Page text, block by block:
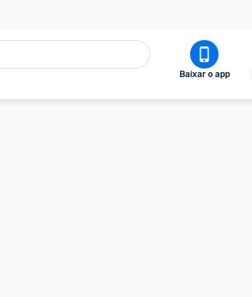
Baixar o app